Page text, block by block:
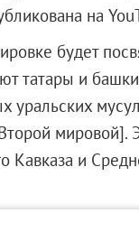
на
будет
татары и
уральских
мировой].
Кавказа и